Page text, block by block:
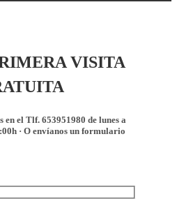
VISITA
en el Tlf. 653951980 de lunes a
· O envíanos un formulario